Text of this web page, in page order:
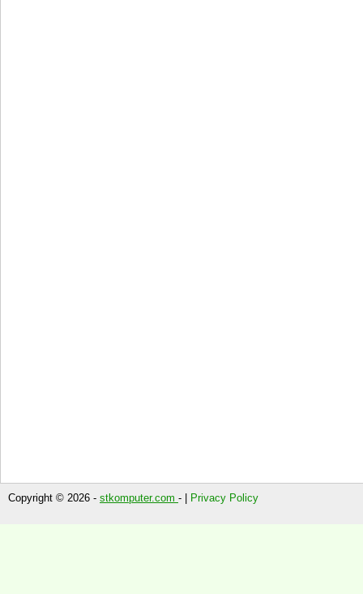
Copyright © 2026 - stkomputer.com - | Privacy Policy